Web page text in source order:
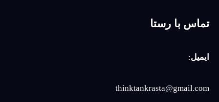
تماس با رستا
ایمیل:
thinktankrasta@gmail.com